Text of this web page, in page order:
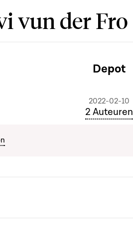
vun der Fro
Depot
2022-02-10
2 Auteuren